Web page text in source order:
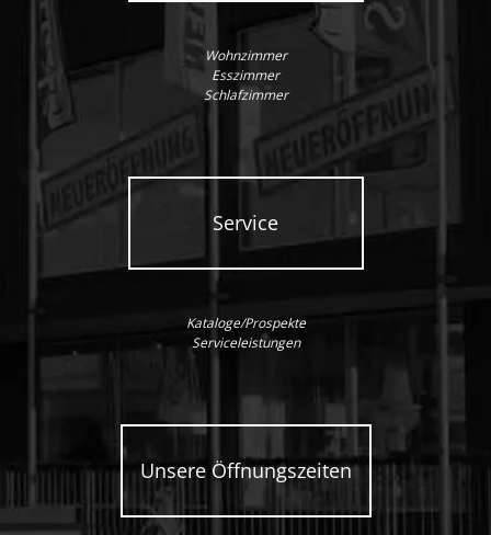
Wohnzimmer
Esszimmer
Schlafzimmer
Service
Kataloge/Prospekte
Serviceleistungen
Unsere Öffnungszeiten